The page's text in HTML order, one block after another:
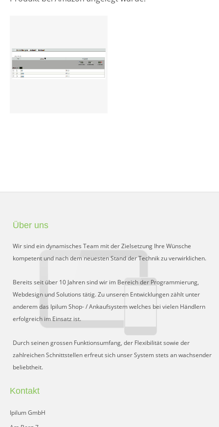
Zustands-Abfragen
Wareneingang
DHL Retoure Online
Liveeditor
Über uns
Wir sind ein dynamisches Team mit der Zielsetzung Ihre Wünsche
kompetent und nach dem neuesten Stand der Technik zu verwirklichen.
Bereits seit über 10 Jahren sind wir im Bereich der Programmierung,
Webdesign und Solutions tätig. Zu unseren Entwicklungen zählt unter
anderem das Ipilum Shop- / Ankaufsystem welches bei vielen Händlern
erfolgreich im Einsatz ist.
Durch seinen grossen Funktionsumfang, der Flexibilität sowie der
zahlreichen Schnittstellen erfreut sich unser System stets an wachsender
beliebtheit.
Kontakt
Ipilum GmbH